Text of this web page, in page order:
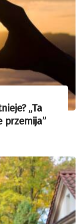
„Ta
przemija”